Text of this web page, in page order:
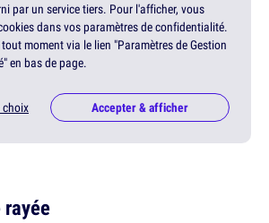
par un service tiers. Pour l'afficher, vous
dans vos paramètres de confidentialité.
moment via le lien "Paramètres de Gestion
en bas de page.
choix Accepter & afficher